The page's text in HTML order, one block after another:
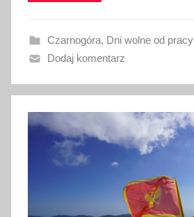
a
n
1
8
Czarnogóra, Dni wolne od pracy
Dodaj komentarz